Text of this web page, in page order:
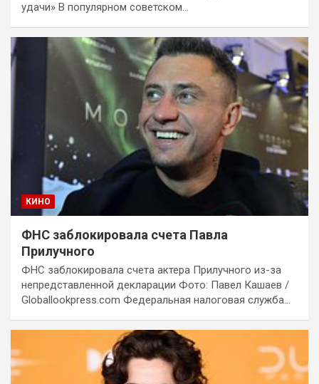
удачи» В популярном советском…
КИНО
ФНС заблокировала счета Павла
Прилучного
ФНС заблокировала счета актера Прилучного из-за
непредставленной декларации Фото: Павел Кашаев /
Globallookpress.com Федеральная налоговая служба…